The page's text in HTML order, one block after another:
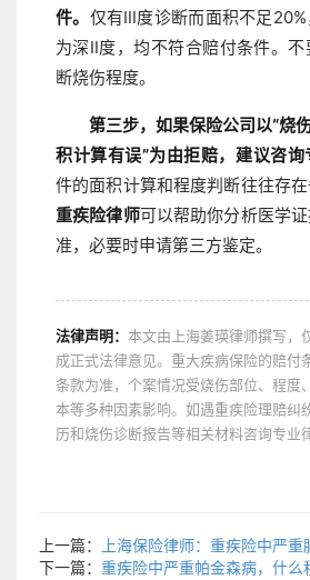
件。 仅有Ⅲ度诊断而面积不足
为深Ⅱ度，均不符合赔付条件。
断烧伤程度。
第三步，如果保险公司以“烧
积计算有误”为由拒赔，建议咨询
件的面积计算和程度判断往往存
重疾险律师可以帮助你分析医学
准，必要时申请第三方鉴定。
法律声明： 本文由上海姜瑛律师撰写，
成正式法律意见。重大疾病保险的赔付
条款为准，个案情况受烧伤部位、程度
本等多种因素影响。如遇重疾险理赔纠
历和烧伤诊断报告等相关材料咨询专业
上一篇：
上海保险律师：重疾险中严
下一篇： 重疾险中严重帕金森病，什么